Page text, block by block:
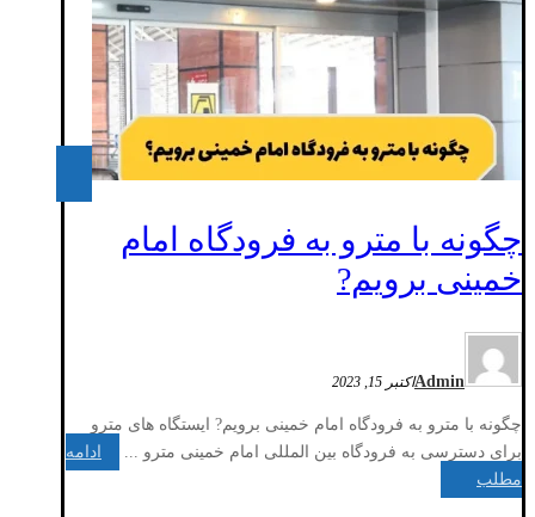
چگونه با مترو به فرودگاه امام
خمینی برویم?
Adminاکتبر 15, 2023
چگونه با مترو به فرودگاه امام خمینی برویم? ایستگاه های مترو
برای دسترسی به فرودگاه بین المللی امام خمینی مترو ...
ادامه
مطلب